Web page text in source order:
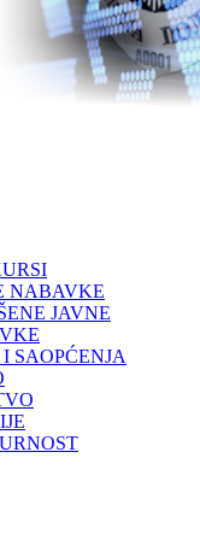
NABAVKE
JAVNE
SAOPĆENJA